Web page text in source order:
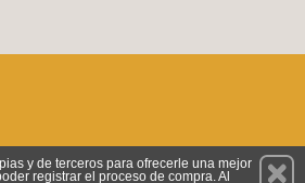
Suscríbete
y de terceros para ofrecerle una mejor
registrar el proceso de compra. Al